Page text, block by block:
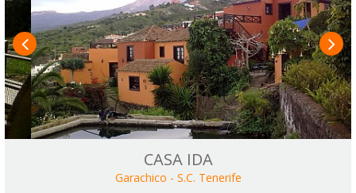
CASA IDA
Garachico - S.C. Tenerife